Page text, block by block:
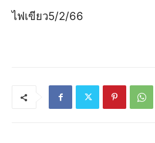
ไฟเขียว5/2/66